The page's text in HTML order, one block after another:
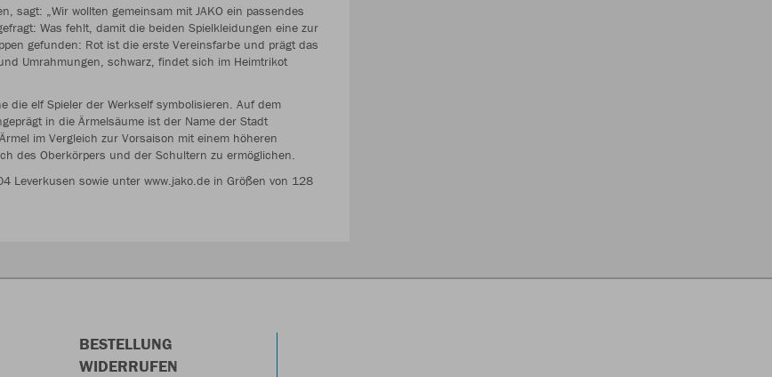
sagt: „Wir wollten gemeinsam mit JAKO ein passendes
Was fehlt, damit die beiden Spielkleidungen eine zur
gefunden: Rot ist die erste Vereinsfarbe und prägt das
Umrahmungen, schwarz, findet sich im Heimtrikot
die elf Spieler der Werkself symbolisieren. Auf dem
in die Ärmelsäume ist der Name der Stadt
im Vergleich zur Vorsaison mit einem höheren
des Oberkörpers und der Schultern zu ermöglichen.
Leverkusen sowie unter www.jako.de in Größen von 128
BESTELLUNG
WIDERRUFEN